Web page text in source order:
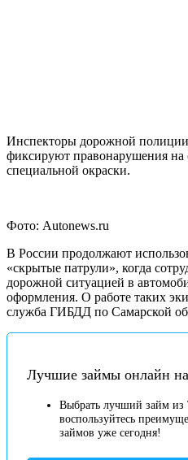
Инспекторы дорожной
фиксируют правонарушения на
специальной окраски.
Фото: Autonews.ru
В России продолжают
«скрытые патрули», когда
дорожной ситуацией в
оформления. О работе таких
служба ГИБДД по Самарской
Лучшие займы онлайн
Выбрать лучший займ
воспользуйтесь
займов уже сегодня!